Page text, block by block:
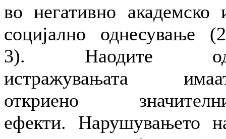
во негативно академско
социјално однесување
3). Наодите
истражувањата
откриено
ефекти. Нарушувањето